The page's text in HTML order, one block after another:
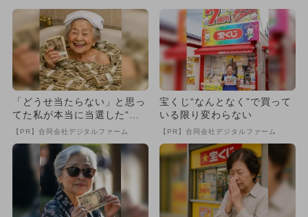
販...
「どうせ当たらない」と思っ
てた私が本当に当選した“買
い方”がこれ
【PR】合同会社デジタルファーム
宝くじ“なんとなく”で買って
いる限り変わらない
【PR】合同会社デジタルファーム